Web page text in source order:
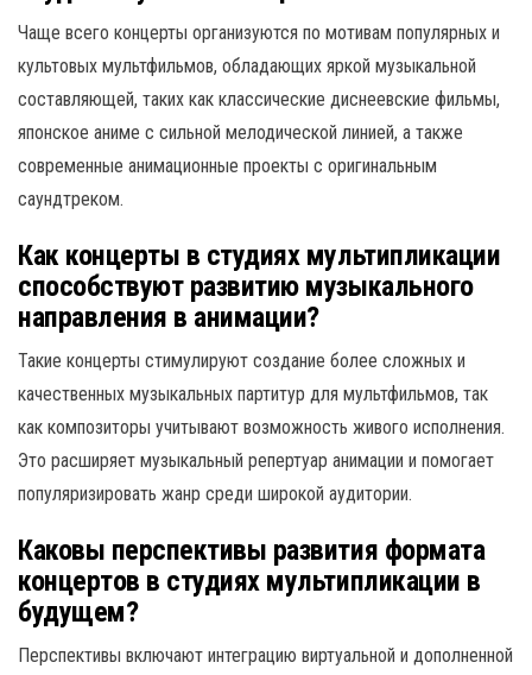
Чаще всего концерты организуются по мотивам популярных и
культовых мультфильмов, обладающих яркой музыкальной
составляющей, таких как классические диснеевские фильмы,
японское аниме с сильной мелодической линией, а также
современные анимационные проекты с оригинальным
саундтреком.
Как концерты в студиях мультипликации
способствуют развитию музыкального
направления в анимации?
Такие концерты стимулируют создание более сложных и
качественных музыкальных партитур для мультфильмов, так
как композиторы учитывают возможность живого исполнения.
Это расширяет музыкальный репертуар анимации и помогает
популяризировать жанр среди широкой аудитории.
Каковы перспективы развития формата
концертов в студиях мультипликации в
будущем?
Перспективы включают интеграцию виртуальной и дополненной